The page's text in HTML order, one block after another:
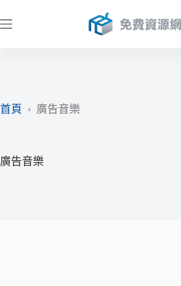
至
首頁
› 廣告音樂
廣告音樂